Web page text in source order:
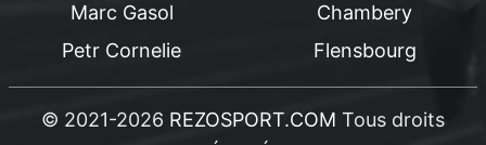
Marc Gasol
Petr Cornelie
Chambery
Flensbourg
© 2021-2026 REZOSPORT.COM Tous droits